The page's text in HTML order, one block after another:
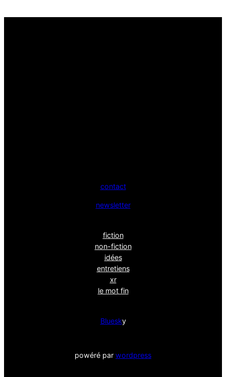
contact
newsletter
fiction
non-fiction
idées
entretiens
xr
le mot fin
Bluesky
powéré par wordpress